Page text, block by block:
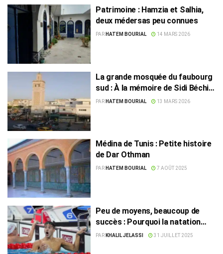
Patrimoine : Hamzia et Salhia,
deux médersas peu connues
PAR HATEM BOURIAL 14 MARS 2026
La grande mosquée du faubourg
sud : À la mémoire de Sidi Béchir
Ziri
PAR HATEM BOURIAL 13 MARS 2026
Médina de Tunis : Petite histoire
de Dar Othman
PAR HATEM BOURIAL 7 AOÛT 2025
Peu de moyens, beaucoup de
succès : Pourquoi la natation
tunisienne brille-t-elle
PAR KHALIL JELASSI 31 JUILLET 2025